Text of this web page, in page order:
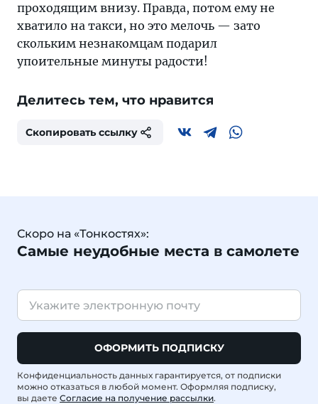
проходящим внизу. Правда, потом ему не
хватило на такси, но это мелочь — зато
скольким незнакомцам подарил
упоительные минуты радости!
Делитесь тем, что нравится
Скопировать ссылку
Скоро на «Тонкостях»:
Самые неудобные места в самолете
ОФОРМИТЬ ПОДПИСКУ
Конфиденциальность данных гарантируется, от подписки
можно отказаться в любой момент. Оформляя подписку,
вы даете Согласие на получение рассылки.